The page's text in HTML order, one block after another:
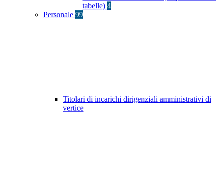
tabelle) 4
Personale 99
Titolari di incarichi dirigenziali amministrativi di
vertice